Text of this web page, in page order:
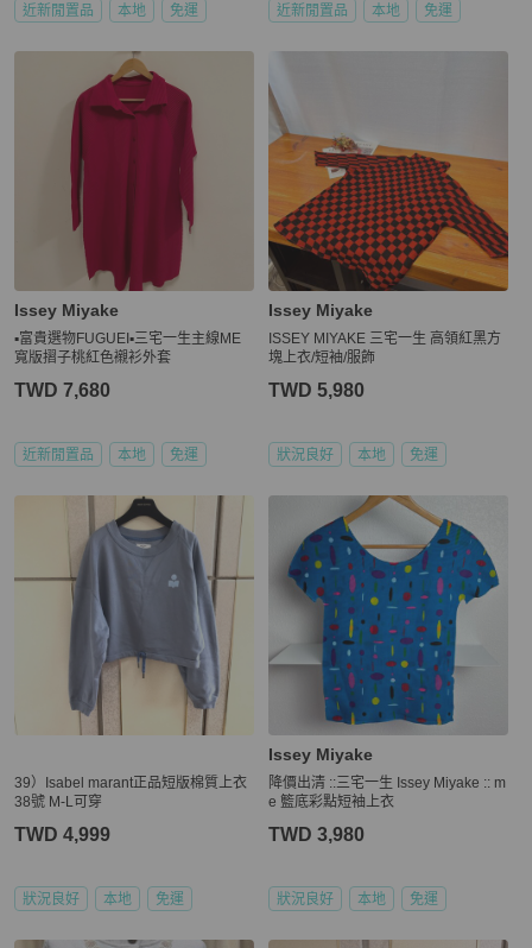
近新閒置品 本地 免運 近新閒置品 本地 免運
Issey Miyake
▪️富貴選物FUGUEI▪️三宅一生主線ME
寬版摺子桃紅色襯衫外套
TWD 7,680
近新閒置品 本地 免運
Issey Miyake
ISSEY MIYAKE 三宅一生 高領紅黑方
塊上衣/短袖/服飾
TWD 5,980
狀況良好 本地 免運
39）Isabel marant正品短版棉質上衣
38號 M-L可穿
TWD 4,999
狀況良好 本地 免運
Issey Miyake
降價出清 ::三宅一生 Issey Miyake :: m
e 籃底彩點短袖上衣
TWD 3,980
狀況良好 本地 免運